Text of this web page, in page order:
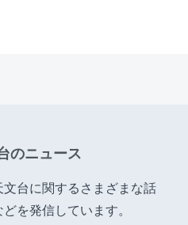
のニュース
台に関するさまざまな話
を発信しています。